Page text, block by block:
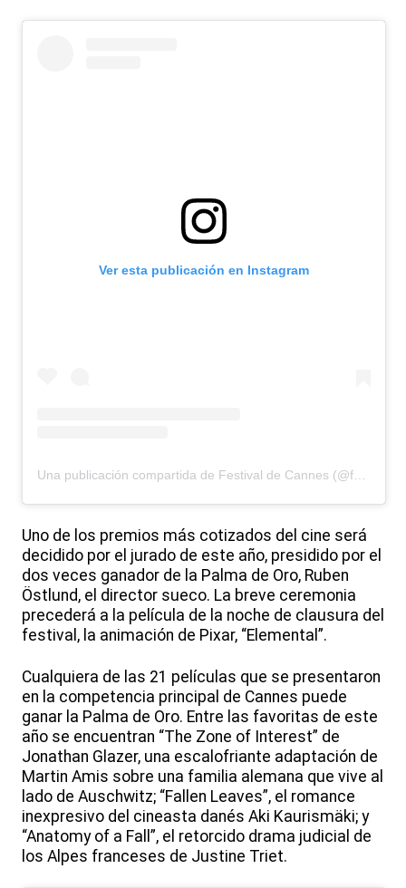
Ver esta publicación en Instagram
Una publicación compartida de Festival de Cannes (@festivaldecannes)
Uno de los premios más cotizados del cine será
decidido por el jurado de este año, presidido por el
dos veces ganador de la Palma de Oro, Ruben
Östlund, el director sueco. La breve ceremonia
precederá a la película de la noche de clausura del
festival, la animación de Pixar, “Elemental”.
Cualquiera de las 21 películas que se presentaron
en la competencia principal de Cannes puede
ganar la Palma de Oro. Entre las favoritas de este
año se encuentran “The Zone of Interest” de
Jonathan Glazer, una escalofriante adaptación de
Martin Amis sobre una familia alemana que vive al
lado de Auschwitz; “Fallen Leaves”, el romance
inexpresivo del cineasta danés Aki Kaurismäki; y
“Anatomy of a Fall”, el retorcido drama judicial de
los Alpes franceses de Justine Triet.